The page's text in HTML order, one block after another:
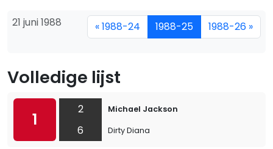
21 juni 1988 « 1988-24 1988-25 1988-26 »
Volledige lijst
1
2
6
Michael Jackson
Dirty Diana